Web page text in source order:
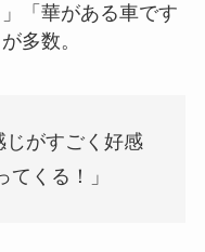
「華がある車です
多数。
がすごく好感
くる！」